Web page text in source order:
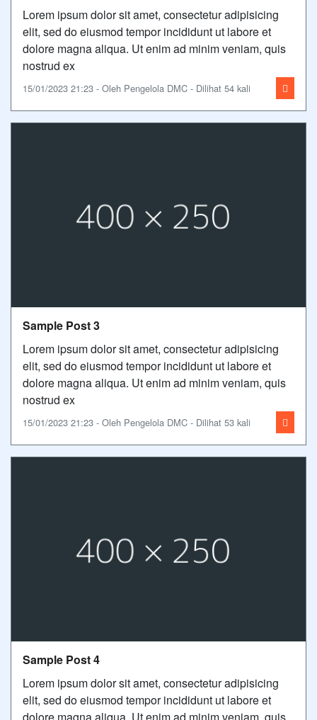
Lorem ipsum dolor sit amet, consectetur adipisicing
elit, sed do eiusmod tempor incididunt ut labore et
dolore magna aliqua. Ut enim ad minim veniam, quis
nostrud ex
15/01/2023 21:23 - Oleh Pengelola DMC - Dilihat 54 kali
Sample Post 3
Lorem ipsum dolor sit amet, consectetur adipisicing
elit, sed do eiusmod tempor incididunt ut labore et
dolore magna aliqua. Ut enim ad minim veniam, quis
nostrud ex
15/01/2023 21:23 - Oleh Pengelola DMC - Dilihat 53 kali
Sample Post 4
Lorem ipsum dolor sit amet, consectetur adipisicing
elit, sed do eiusmod tempor incididunt ut labore et